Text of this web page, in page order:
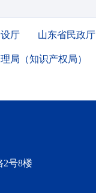
厅 山东省民政厅
局（知识产权局）
2号8楼